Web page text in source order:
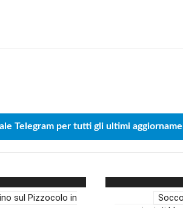
Telegram per tutti gli ultimi
sul Pizzocolo in